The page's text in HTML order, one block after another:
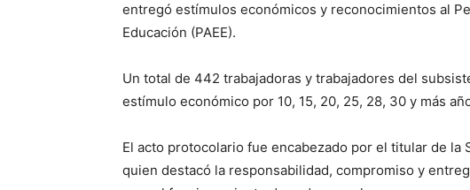
entregó estímulos económicos y reconocimientos al
Educación (PAEE).
Un total de 442 trabajadoras y trabajadores del
estímulo económico por 10, 15, 20, 25, 28, 30 y más
El acto protocolario fue encabezado por el titular de la
quien destacó la responsabilidad, compromiso y